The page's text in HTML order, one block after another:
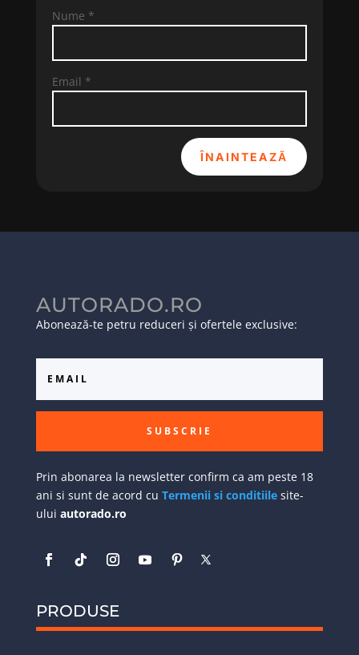
Nume *
Email *
ÎNAINTEAZĂ
AUTORADO.RO
Abonează-te petru reduceri și ofertele exclusive:
SUBSCRIE
Prin abonarea la newsletter confirm ca am peste 18
ani si sunt de acord cu Termenii si conditiilesite-
ului autorado.ro
PRODUSE